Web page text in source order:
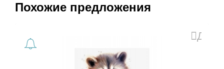
Похожие предложения